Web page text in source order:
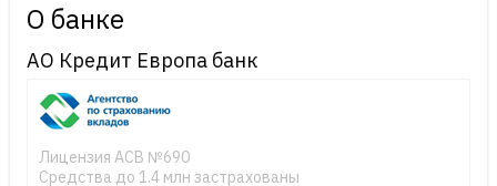
О банке
АО Кредит Европа банк
Лицензия АСВ №690
Средства до 1.4 млн застрахованы